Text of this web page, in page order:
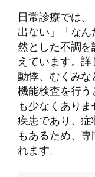
日常診療では
出ない」「な
然とした不調
えています。
動悸、むくみ
機能検査を行
も少なくあり
疾患であり、
もあるため、
れます。